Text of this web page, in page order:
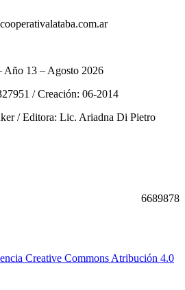
Año 13 – Agosto 2026
/ Creación: 06-2014
/ Editora: Lic. Ariadna Di Pietro
6689878
Creative Commons Atribución 4.0